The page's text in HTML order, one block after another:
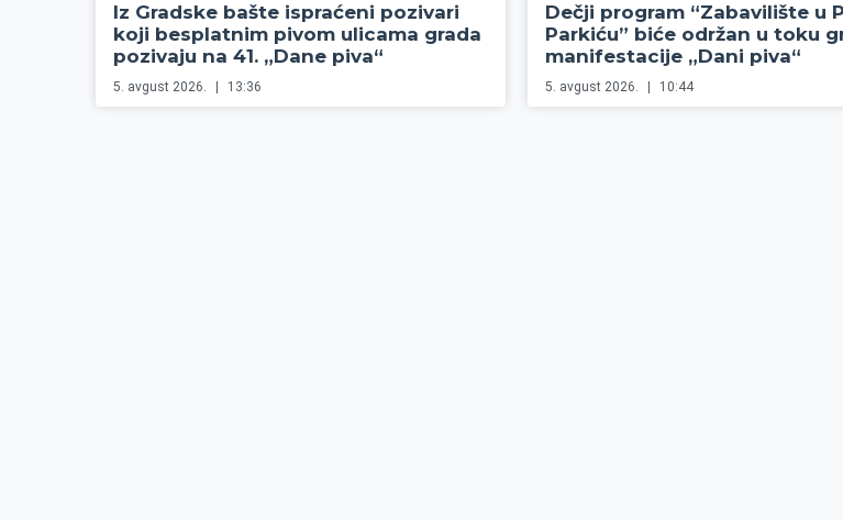
Iz Gradske bašte ispraćeni pozivari
koji besplatnim pivom ulicama grada
pozivaju na 41. „Dane piva“
5. avgust 2026. 13:36
Dečji program “Zabavilište u
Parkiću” biće održan u toku
manifestacije „Dani piva“
5. avgust 2026. 10:44